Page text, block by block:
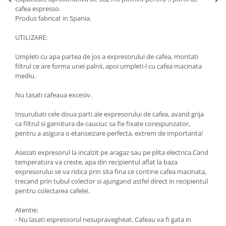
Oale si cratite
Tigai
Boluri
Farfurii
Scurgatoare vase
Suporturi pentru tacamuri
Cani
Pahare
Scrumiere
Seturi vesela
Suporturi farfurii
Suporturi pahare, cesti, cani
cafea espresso.
Produs fabricat in Spania.
UTILIZARE:
Umpleti cu apa partea de jos a expresorului de cafea, montati
filtrul ce are forma unei palnii, apoi umpleti-l cu cafea macinata
mediu.
Nu tasati cafeaua excesiv.
Insurubati cele doua parti ale expresorului de cafea, avand grija
ca filtrul si garnitura de cauciuc sa fie fixate corespunzator,
pentru a asigura o etanseizare perfecta, extrem de importanta!
Asezati expresorul la incalzit pe aragaz sau pe plita electrica.Cand
temperatura va creste, apa din recipientul aflat la baza
expresorului se va ridica prin sita fina ce contine cafea macinata,
trecand prin tubul colector si ajungand astfel direct in recipientul
pentru colectarea cafelei.
Atentie:
- Nu lasati espressorul nesupravegheat. Cafeau va fi gata in